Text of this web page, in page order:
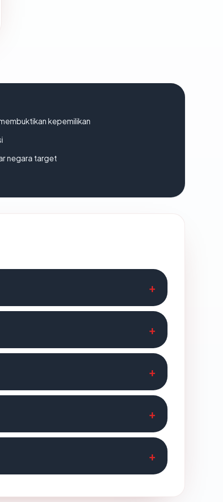
kepemilikan
negara target